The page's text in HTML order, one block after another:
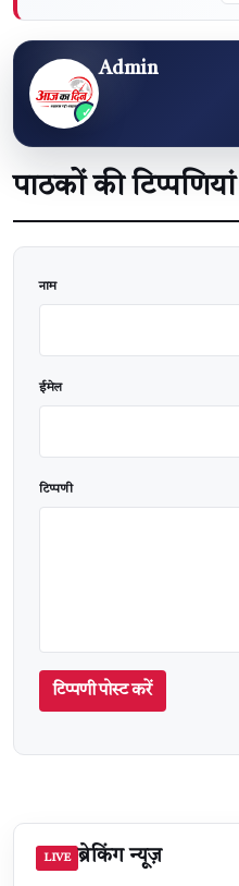
Admin
पाठकों की टिप्पणियां
नाम
ईमेल
टिप्पणी
टिप्पणी पोस्ट करें
LIVE ब्रेकिंग न्यूज़